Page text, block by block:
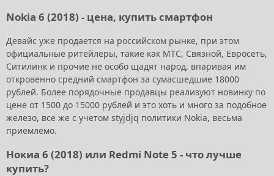
Nokia 6 (2018) - цена, купить смартфон
Девайс уже продается на российском рынке, при этом
официальные ритейлеры, такие как MTC, Связной, Евросеть,
Ситилинк и прочие не особо щадят народ, впаривая им
откровенно средний смартфон за сумасшедшие 18000
рублей. Более порядочные продавцы реализуют новинку по
цене от 1500 до 15000 рублей и это хоть и много за подобное
железо, все же с учетом styjdjq политики Nokia, весьма
приемлемо.
Нокиа 6 (2018) или Redmi Note 5 - что лучше
купить?